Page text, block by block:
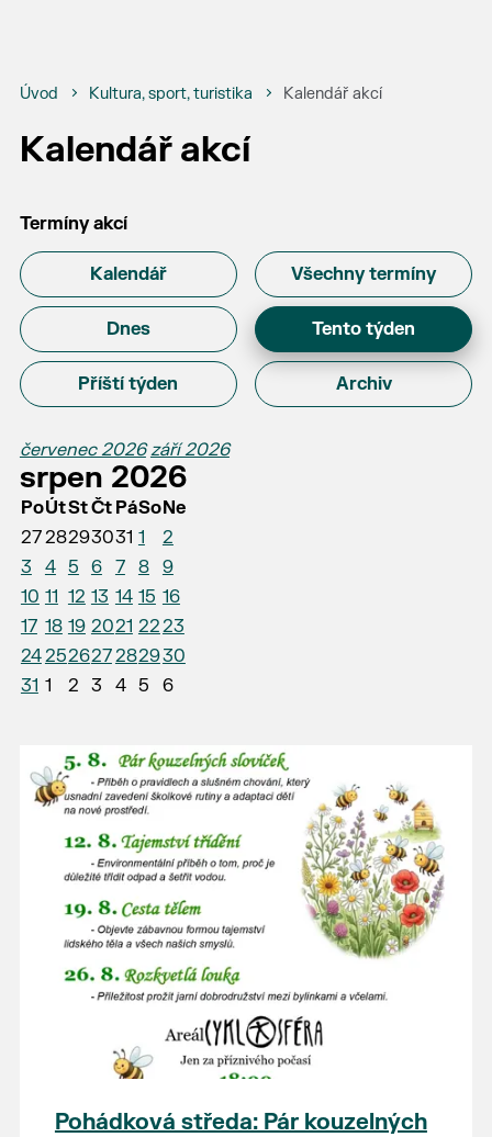
Úvod Kultura, sport, turistika Kalendář akcí
Kalendář akcí
Termíny akcí
Kalendář Všechny termíny
Dnes Tento týden
Příští týden Archiv
červenec 2026 září 2026
srpen 2026
PoÚtStČt PáSoNe
2728293031 1
2
3
4 5 6 7 8
9
10 11 12 13 14 15 16
17 18 19 2021 2223
24252627282930
31 1 2 3 4 5 6
Pohádková středa: Pár kouzelných